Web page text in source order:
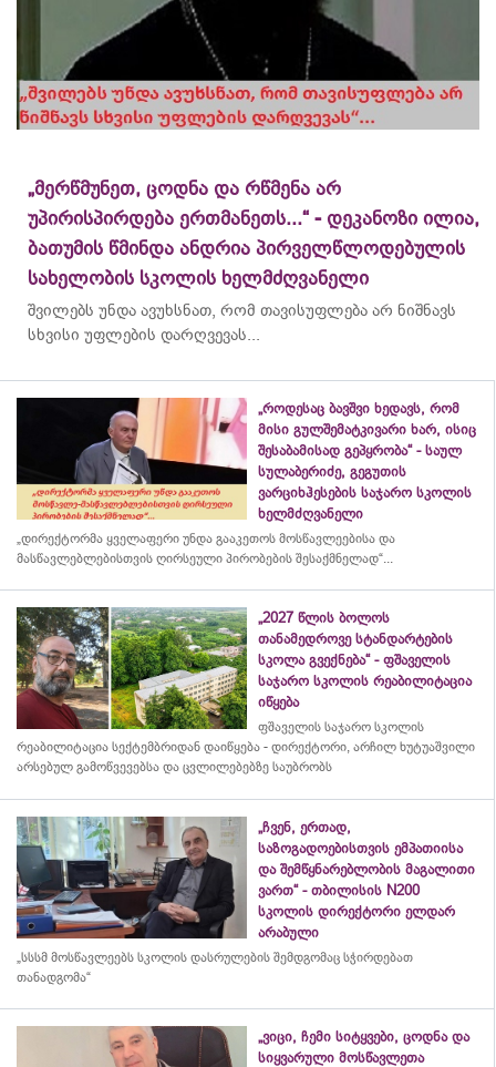
„მერწმუნეთ, ცოდნა და რწმენა არ
უპირისპირდება ერთმანეთს...“ - დეკანოზი ილია,
ბათუმის წმინდა ანდრია პირველწლოდებულის
სახელობის სკოლის ხელმძღვანელი
შვილებს უნდა ავუხსნათ, რომ თავისუფლება არ ნიშნავს
სხვისი უფლების დარღვევას...
„როდესაც ბავშვი ხედავს, რომ
მისი გულშემატკივარი ხარ, ისიც
შესაბამისად გეპყრობა“ - საულ
სულაბერიძე, გეგუთის
ვარციხჰესების საჯარო სკოლის
ხელმძღვანელი
„დირექტორმა ყველაფერი უნდა გააკეთოს მოსწავლეებისა და
მასწავლებლებისთვის ღირსეული პირობების შესაქმნელად“...
„2027 წლის ბოლოს
თანამედროვე სტანდარტების
სკოლა გვექნება“ - ფშაველის
საჯარო სკოლის რეაბილიტაცია
იწყება
ფშაველის საჯარო სკოლის
რეაბილიტაცია სექტემბრიდან დაიწყება - დირექტორი, არჩილ ხუტუაშვილი
არსებულ გამოწვევებსა და ცვლილებებზე საუბრობს
„ჩვენ, ერთად,
საზოგადოებისთვის ემპათიისა
და შემწყნარებლობის მაგალითი
ვართ“ - თბილისის N200
სკოლის დირექტორი ელდარ
არაბული
„სსსმ მოსწავლეებს სკოლის დასრულების შემდგომაც სჭირდებათ
თანადგომა“
„ვიცი, ჩემი სიტყვები, ცოდნა და
სიყვარული მოსწავლეთა